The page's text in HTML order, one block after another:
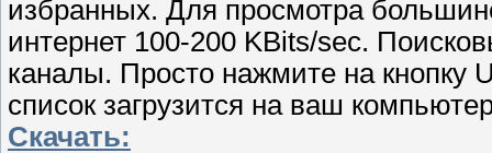
избранных. Для просмотра
интернет 100-200 KBits/sec.
каналы. Просто нажмите на кнопку
список загрузится на ваш
Скачать: